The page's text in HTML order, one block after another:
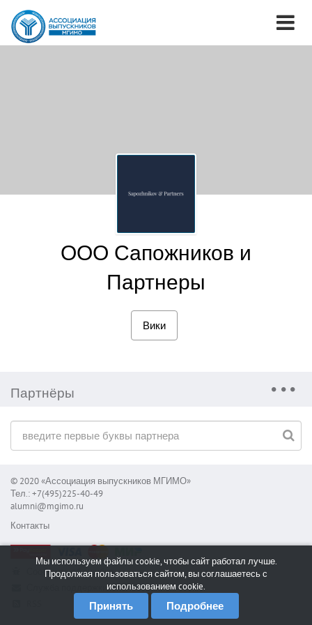
ООО Сапожников и
Партнеры
Вики
Партнёры
© 2020 «Ассоциация выпускников МГИМО»
Тел.: +7(495)225-40-49
alumni@mgimo.ru
Контакты
Сообщить об ошибке
Мы используем файлы cookie, чтобы сайт работал лучше.
Продолжая пользоваться сайтом, вы соглашаетесь с
использованием cookie.
Принять Подробнее